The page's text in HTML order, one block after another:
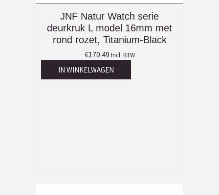
JNF Natur Watch serie
deurkruk L model 16mm met
rond rozet, Titanium-Black
€170.49 Incl. BTW
IN WINKELWAGEN